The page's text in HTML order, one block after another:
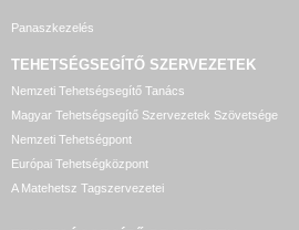
Panaszkezelés
TEHETSÉGSEGÍTŐ SZERVEZETEK
Nemzeti Tehetségsegítő Tanács
Magyar Tehetségsegítő Szervezetek Szövetsége
Nemzeti Tehetségpont
Európai Tehetségközpont
A Matehetsz Tagszervezetei